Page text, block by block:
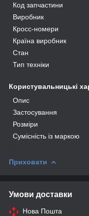
Код запчастини
Виробник
Кросс-номери
Країна виробник
Стан
Тип техніки
Користувальницькі
Опис
Застосування
Розміри
Сумісність із маркою
Приховати
Умови доставки
Нова Пошта